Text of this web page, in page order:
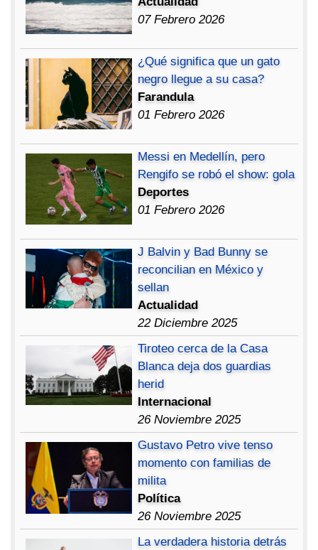
07 Febrero 2026
¿Qué significa que un gato
negro llegue a su casa?
Farandula
01 Febrero 2026
Messi en Medellín, pero
Rengifo se robó el show: gola
Deportes
01 Febrero 2026
J Balvin y Bad Bunny se
reconcilian en México y
sellan
Actualidad
22 Diciembre 2025
Tiroteo cerca de la Casa
Blanca deja dos guardias
herid
Internacional
26 Noviembre 2025
Gustavo Petro vive tenso
momento con familias de
milita
Política
26 Noviembre 2025
La verdadera historia detrás